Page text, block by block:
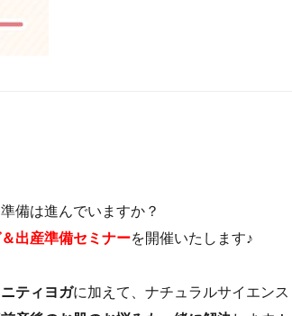
備は進んでいますか？
出産準備セミナーを開催いたします♪
ティヨガに加えて、ナチュラルサイエン